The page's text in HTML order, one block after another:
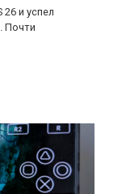
и успел
Почти